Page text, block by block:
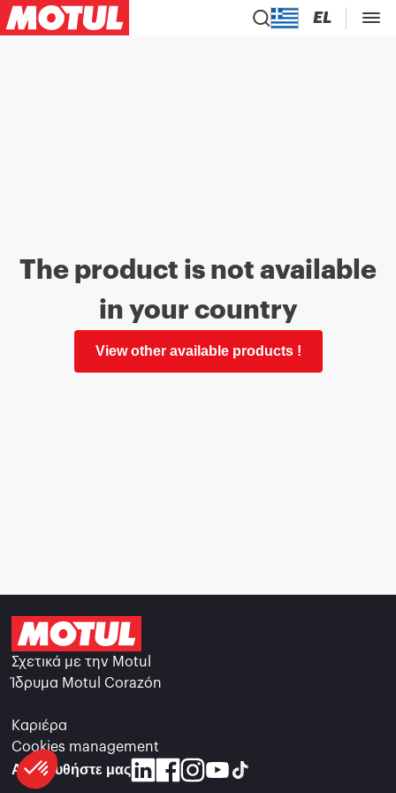
EL
The product is not available
in your country
View other available products !
Σχετικά με την Motul
Ίδρυμα Motul Corazón
Καριέρα
Cookies management
Ακολουθήστε μας